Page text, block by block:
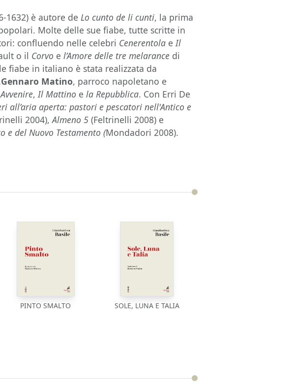
1632) è autore deLo cunto de li cunti, la prima
Molte delle sue fiabe, tutte scritte in
confluendo nelle celebri Cenerentola eIl
o il Corvo el’Amore delle tre melarance di
fiabe in italiano è stata realizzata da
Gennaro Matino, parroco napoletano e
Avvenire,Il Mattino ela Repubblica. Con Erri De
all’aria aperta: pastori e pescatori nell'Antico e
2004),Almeno 5(Feltrinelli 2008) e
e del Nuovo Testamento (Mondadori 2008).
PINTO SMALTO SOLE, LUNA E TALIA